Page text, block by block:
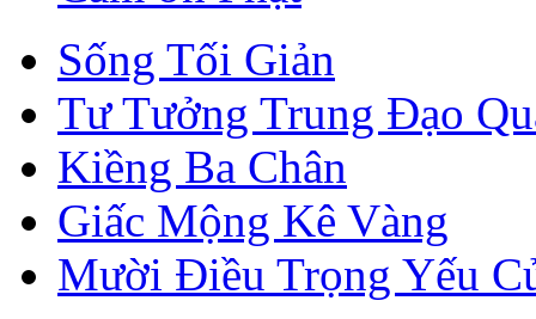
Sống Tối Giản
Tư Tưởng Trung Đạo
Kiềng Ba Chân
Giấc Mộng Kê Vàng
Mười Điều Trọng Yếu